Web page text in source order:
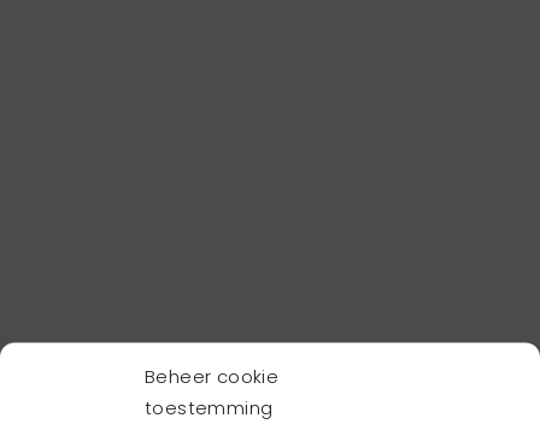
Beheer cookie
toestemming